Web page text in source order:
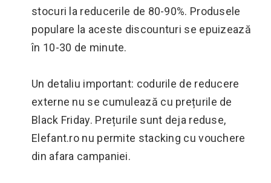
stocuri la reducerile de 80-90%. Produsele
populare la aceste discounturi se epuizează
în 10-30 de minute.
Un detaliu important: codurile de reducere
externe nu se cumulează cu prețurile de
Black Friday. Prețurile sunt deja reduse,
Elefant.ro nu permite stacking cu vouchere
din afara campaniei.